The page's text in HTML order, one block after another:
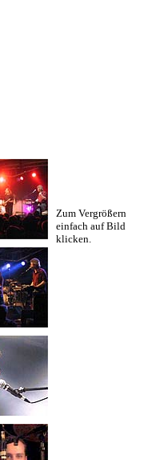
Zum Vergrößern
einfach auf Bild
klicken.